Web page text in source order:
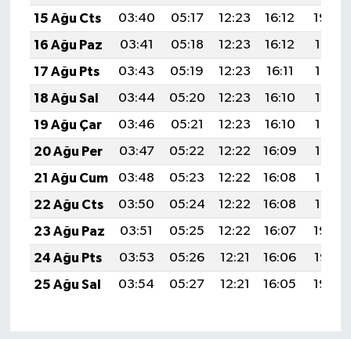
15 Ağu Cts
03:40 05:17 12:23 16:12
19:20
16 Ağu Paz
03:41 05:18 12:23 16:12
19:19
17 Ağu Pts
03:43 05:19 12:23 16:11
19:17
18 Ağu Sal
03:44 05:20 12:23 16:10
19:16
19 Ağu Çar
03:46 05:21 12:23 16:10
19:15
20 Ağu Per
03:47 05:22 12:22 16:09
19:13
21 Ağu Cum
03:48 05:23 12:22 16:08
19:12
22 Ağu Cts
03:50 05:24 12:22 16:08
19:10
23 Ağu Paz
03:51 05:25 12:22 16:07
19:09
24 Ağu Pts
03:53 05:26 12:21 16:06
19:07
25 Ağu Sal
03:54 05:27 12:21 16:05 19:06